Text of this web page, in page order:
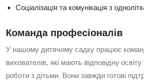
Соціалізація та комунікація з
Команда професіоналів
У нашому дитячому садку працює
вихователів, які мають відповідну
роботи з дітьми. Вони завжди готові